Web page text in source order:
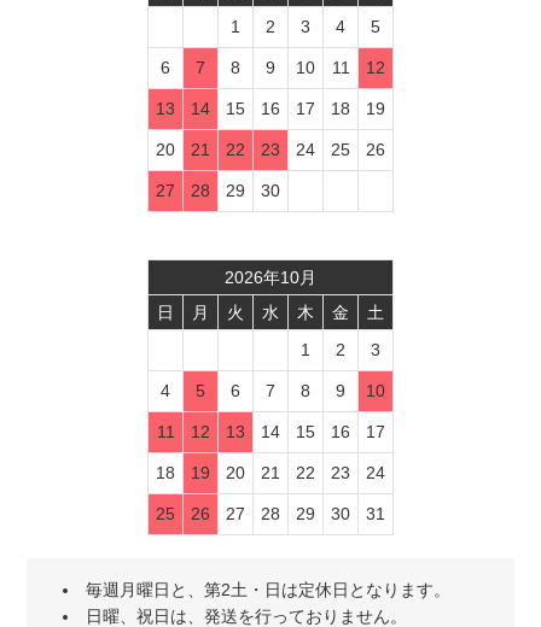
1
2 3 4 5
6 7 8 9 10 11 12
13 14 15 16 17 18 19
20 21 22 23 24 25 26
27 28 29 30
2026年10月
日
月 火 水 木 金
土
1
2 3
4 5 6 7 8 9 10
11 12 13 14 15 16 17
18 19 20 21 22 23 24
25 26 27 28 29 30 31
毎週月曜日と、第2土・日は定休日となります。
日曜、祝日は、発送を行っておりません。